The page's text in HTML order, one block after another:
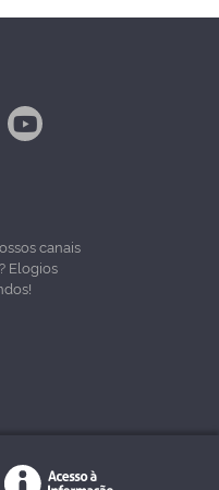
canais
Elogios